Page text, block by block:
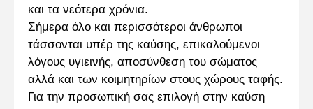
και τα νεότερα χρόνια.
Σήμερα όλο και περισσότεροι άνθρωποι
τάσσονται υπέρ της καύσης, επικαλούμενοι
λόγους υγιεινής, αποσύνθεση του σώματος
αλλά και των κοιμητηρίων στους χώρους ταφής.
Για την προσωπική σας επιλογή στην καύση